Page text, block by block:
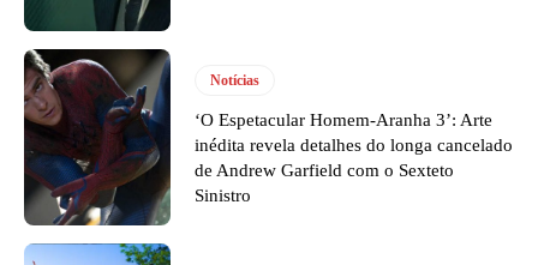
Notícias
‘O Espetacular Homem-Aranha 3’: Arte
inédita revela detalhes do longa cancelado
de Andrew Garfield com o Sexteto
Sinistro